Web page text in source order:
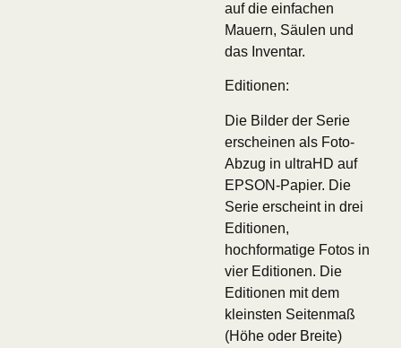
auf die einfachen
Mauern, Säulen und
das Inventar.
Editionen:
Die Bilder der Serie
erscheinen als Foto-
Abzug in ultraHD auf
EPSON-Papier. Die
Serie erscheint in drei
Editionen,
hochformatige Fotos in
vier Editionen. Die
Editionen mit dem
kleinsten Seitenmaß
(Höhe oder Breite)